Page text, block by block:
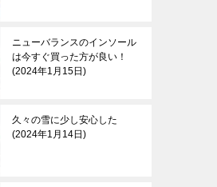
ニューバランスのインソール
は今すぐ買った方が良い！
2024年1月15日
久々の雪に少し安心した
2024年1月14日